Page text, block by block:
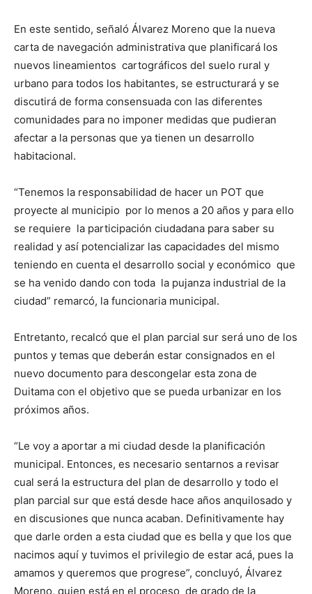
En este sentido, señaló Álvarez Moreno que la nueva
carta de navegación administrativa que planificará los
nuevos lineamientos cartográficos del suelo rural y
urbano para todos los habitantes, se estructurará y se
discutirá de forma consensuada con las diferentes
comunidades para no imponer medidas que pudieran
afectar a la personas que ya tienen un desarrollo
habitacional.
“Tenemos la responsabilidad de hacer un POT que
proyecte al municipio por lo menos a 20 años y para ello
se requiere la participación ciudadana para saber su
realidad y así potencializar las capacidades del mismo
teniendo en cuenta el desarrollo social y económico que
se ha venido dando con toda la pujanza industrial de la
ciudad” remarcó, la funcionaria municipal.
Entretanto, recalcó que el plan parcial sur será uno de los
puntos y temas que deberán estar consignados en el
nuevo documento para descongelar esta zona de
Duitama con el objetivo que se pueda urbanizar en los
próximos años.
“Le voy a aportar a mi ciudad desde la planificación
municipal. Entonces, es necesario sentarnos a revisar
cual será la estructura del plan de desarrollo y todo el
plan parcial sur que está desde hace años anquilosado y
en discusiones que nunca acaban. Definitivamente hay
que darle orden a esta ciudad que es bella y que los que
nacimos aquí y tuvimos el privilegio de estar acá, pues la
amamos y queremos que progrese”, concluyó, Álvarez
Moreno, quien está en el proceso de grado de la